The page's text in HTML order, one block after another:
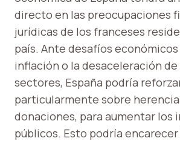
directo en las preocupaciones
jurídicas de los franceses
país. Ante desafíos
inflación o la desaceleración
sectores, España podría
particularmente sobre
donaciones, para aumentar los
públicos. Esto podría encarecer